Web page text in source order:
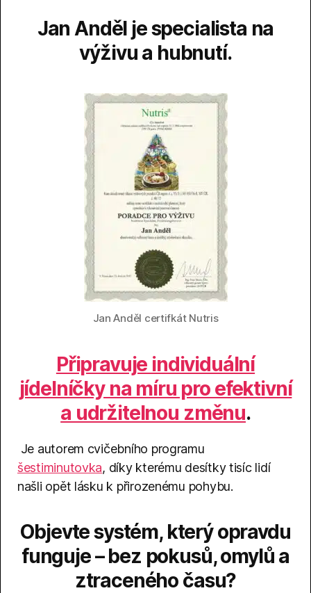
Jan Anděl je specialista na
výživu a hubnutí.
Jan Anděl certifkát Nutris
Připravuje individuální
jídelníčky na míru pro efektivní
a udržitelnou změnu.
Je autorem cvičebního programu
šestiminutovka, díky kterému desítky tisíc lidí
našli opět lásku k přirozenému pohybu.
Objevte systém, který opravdu
funguje – bez pokusů, omylů a
ztraceného času?